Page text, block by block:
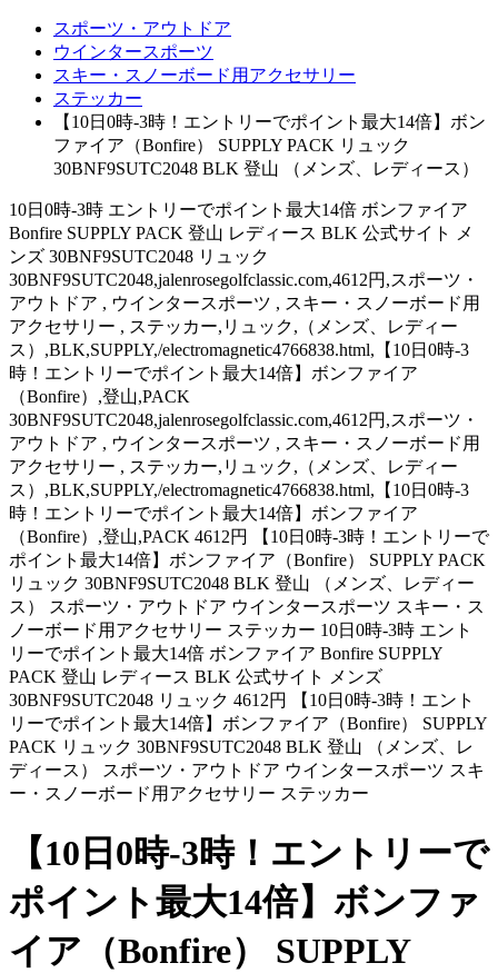
スポーツ・アウトドア
ウインタースポーツ
スキー・スノーボード用アクセサリー
ステッカー
【10日0時-3時！エントリーでポイント最大14倍】ボン
ファイア（Bonfire） SUPPLY PACK リュック
30BNF9SUTC2048 BLK 登山 （メンズ、レディース）
10日0時-3時 エントリーでポイント最大14倍 ボンファイア
Bonfire SUPPLY PACK 登山 レディース BLK 公式サイト メ
ンズ 30BNF9SUTC2048 リュック
30BNF9SUTC2048,jalenrosegolfclassic.com,4612円,スポーツ・
アウトドア , ウインタースポーツ , スキー・スノーボード用
アクセサリー , ステッカー,リュック,（メンズ、レディー
ス）,BLK,SUPPLY,/electromagnetic4766838.html,【10日0時-3
時！エントリーでポイント最大14倍】ボンファイア
（Bonfire）,登山,PACK
30BNF9SUTC2048,jalenrosegolfclassic.com,4612円,スポーツ・
アウトドア , ウインタースポーツ , スキー・スノーボード用
アクセサリー , ステッカー,リュック,（メンズ、レディー
ス）,BLK,SUPPLY,/electromagnetic4766838.html,【10日0時-3
時！エントリーでポイント最大14倍】ボンファイア
（Bonfire）,登山,PACK 4612円 【10日0時-3時！エントリーで
ポイント最大14倍】ボンファイア（Bonfire） SUPPLY PACK
リュック 30BNF9SUTC2048 BLK 登山 （メンズ、レディー
ス） スポーツ・アウトドア ウインタースポーツ スキー・ス
ノーボード用アクセサリー ステッカー 10日0時-3時 エント
リーでポイント最大14倍 ボンファイア Bonfire SUPPLY
PACK 登山 レディース BLK 公式サイト メンズ
30BNF9SUTC2048 リュック 4612円 【10日0時-3時！エント
リーでポイント最大14倍】ボンファイア（Bonfire） SUPPLY
PACK リュック 30BNF9SUTC2048 BLK 登山 （メンズ、レ
ディース） スポーツ・アウトドア ウインタースポーツ スキ
ー・スノーボード用アクセサリー ステッカー
【10日0時-3時！エントリーで
ポイント最大14倍】ボンファ
イア（Bonfire） SUPPLY